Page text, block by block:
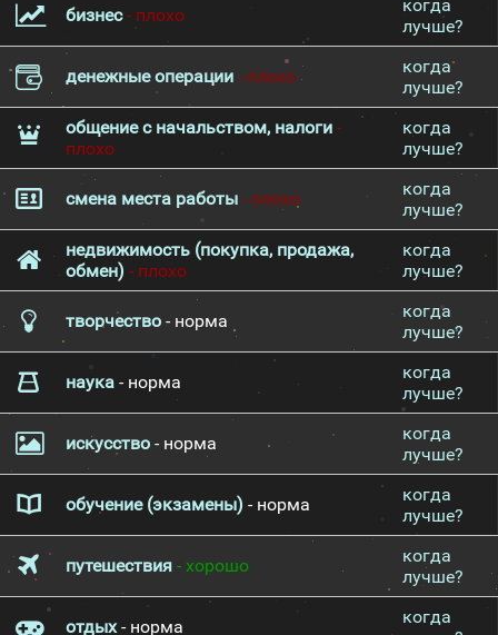
бизнес- плохо
когда
лучше?
денежные операции - плохо
когда
лучше?
общение с начальством, налоги -
плохо
когда
лучше?
смена места работы - плохо
когда
лучше?
недвижимость (покупка, продажа,
обмен) - плохо
когда
лучше?
творчество - норма
когда
лучше?
наука - норма
когда
лучше?
искусство - норма
когда
лучше?
обучение (экзамены) - норма
когда
лучше?
путешествия - хорошо
когда
лучше?
отдых- норма
когда